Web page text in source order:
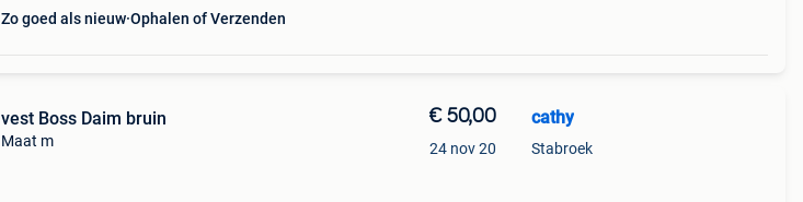
Zo goed als nieuw Ophalen of Verzenden
vest Boss Daim bruin
Maat m
€ 50,00
24 nov 20
cathy
Stabroek